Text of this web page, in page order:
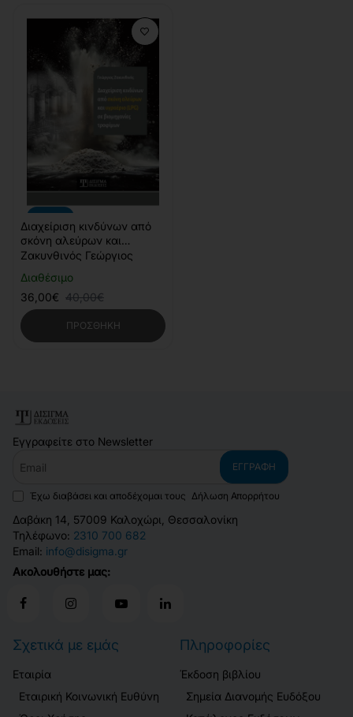
Διαθέσιμο
Διαχείριση κινδύνων από
σκόνη αλεύρων και
υγραέριο (LPG) σε
Ζακυνθινός Γεώργιος
36,00€ 40,00€
ΠΡΟΣΘΉΚΗ
Εγγραφείτε στο Newsletter
ΕΓΓΡΑΦΉ
Έχω διαβάσει και αποδέχομαι τους Δήλωση Απορρήτου
Δαβάκη 14, 57009 Καλοχώρι, Θεσσαλονίκη
Τηλέφωνο: 2310 700 682
Email: info@disigma.gr
Ακολουθήστε μας:
Σχετικά με εμάς
Εταιρία
Εταιρική Κοινωνική Ευθύνη
Πληροφορίες
Έκδοση βιβλίου
Σημεία Διανομής Ευδόξου